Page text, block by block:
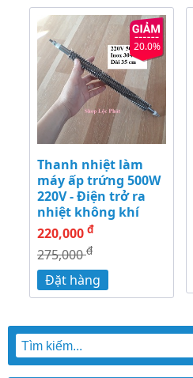
20.0%
Thanh nhiệt làm
máy ấp trứng 500W
220V - Điện trở ra
nhiệt không khí
220,000 đ
275,000đ
Đặt hàng